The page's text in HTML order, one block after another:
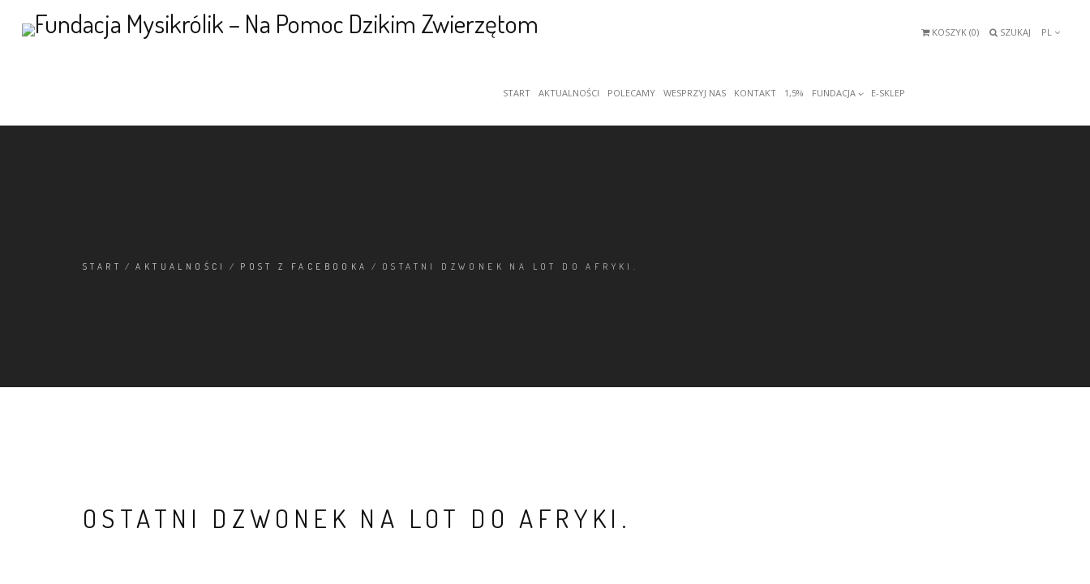
KOSZYK (0) SZUKAJ PL
START AKTUALNOŚCI POLECAMY WESPRZYJ NAS KONTAKT 1,5% FUNDACJA E-SKLEP
START / AKTUALNOŚCI / POST Z FACEBOOKA / OSTATNI DZWONEK NA LOT DO AFRYKI.
OSTATNI DZWONEK NA LOT DO AFRYKI.